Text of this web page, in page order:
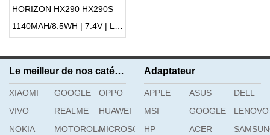
HORIZON HX290 HX290S
1140MAH/8.5WH | 7.4V | Li-ion ...
Le meilleur de nos catégories
XIAOMI GOOGLE
OPPO
VIVO
REALME
HUAWEI
NOKIA
MOTOROLAMICROSOFT
Adaptateur
APPLE ASUS
DELL
MSI
GOOGLE
LENOVO
HP
ACER